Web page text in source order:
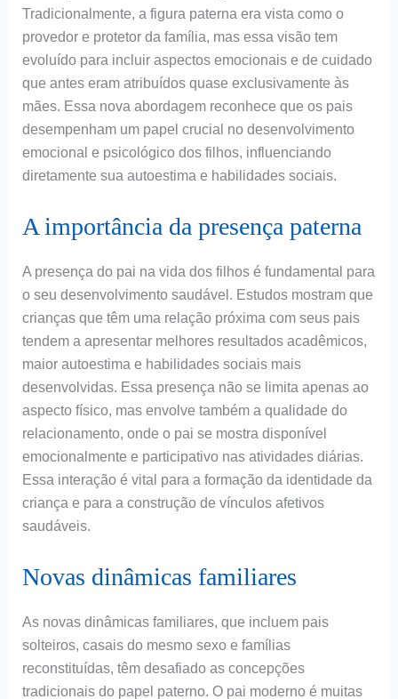
Tradicionalmente, a figura paterna era vista como o
provedor e protetor da família, mas essa visão tem
evoluído para incluir aspectos emocionais e de cuidado
que antes eram atribuídos quase exclusivamente às
mães. Essa nova abordagem reconhece que os pais
desempenham um papel crucial no desenvolvimento
emocional e psicológico dos filhos, influenciando
diretamente sua autoestima e habilidades sociais.
A importância da presença paterna
A presença do pai na vida dos filhos é fundamental para
o seu desenvolvimento saudável. Estudos mostram que
crianças que têm uma relação próxima com seus pais
tendem a apresentar melhores resultados acadêmicos,
maior autoestima e habilidades sociais mais
desenvolvidas. Essa presença não se limita apenas ao
aspecto físico, mas envolve também a qualidade do
relacionamento, onde o pai se mostra disponível
emocionalmente e participativo nas atividades diárias.
Essa interação é vital para a formação da identidade da
criança e para a construção de vínculos afetivos
saudáveis.
Novas dinâmicas familiares
As novas dinâmicas familiares, que incluem pais
solteiros, casais do mesmo sexo e famílias
reconstituídas, têm desafiado as concepções
tradicionais do papel paterno. O pai moderno é muitas